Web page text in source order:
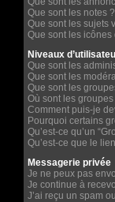
Que sont les notes ?
Que sont les sujets
Que sont les icônes
Niveaux
Que sont les
Que sont les
Que sont les
Où sont les
Comment puis-je
Pourquoi certains
Qu’est-ce qu’un
Qu’est-ce que le lien
Messagerie privée
Je ne peux pas
Je continue à
J’ai reçu un spam